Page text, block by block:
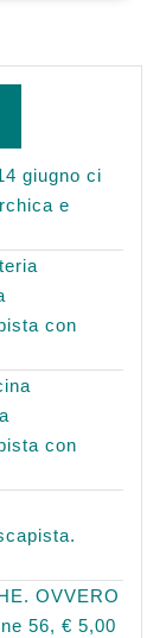
giugno ci
e
con
con
OVVERO
56, € 5,00